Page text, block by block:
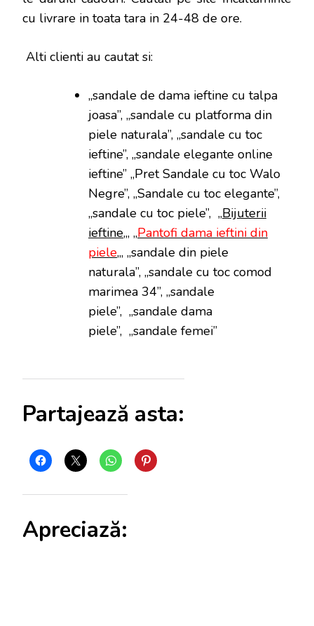
cu livrare in toata tara in 24-48 de ore.
Alti clienti au cautat si:
„sandale de dama ieftine cu talpa
joasa”, „sandale cu platforma din
piele naturala”, „sandale cu toc
ieftine”, „sandale elegante online
ieftine” „Pret Sandale cu toc Walo
Negre”, „Sandale cu toc elegante”,
„sandale cu toc piele”, „Bijuterii
ieftine„, „Pantofi dama ieftini din
piele„, „sandale din piele
naturala”, „sandale cu toc comod
marimea 34”, „sandale
piele”, „sandale dama
piele”, „sandale femei”
Partajează asta:
Apreciază: